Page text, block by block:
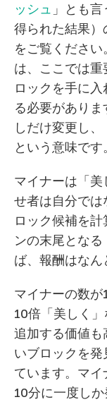
ッシュ 」とも
得られた結果）
をご覧くださ
は、ここでは
ロックを手に
る必要があり
しだけ変更し
という意味です。
マイナーは「
せ者は自分で
ロック候補を
ンの末尾とな
ば、報酬はなん
マイナーの数
10倍「美しく
追加する価値も
いブロックを
ています。マ
10分に一度し